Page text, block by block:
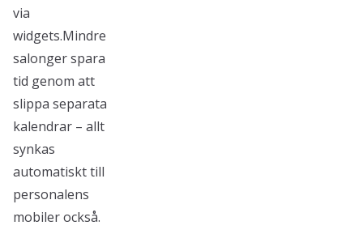
via
widgets.Mindre
salonger spara
tid genom att
slippa separata
kalendrar – allt
synkas
automatiskt till
personalens
mobiler också.